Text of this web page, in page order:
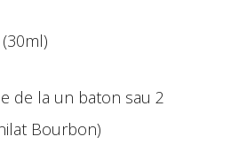
de la un baton sau 2
Bourbon)